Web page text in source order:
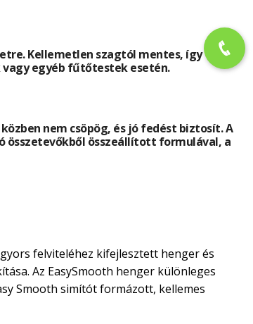
Kellemetlen szagtól mentes, így
vagy egyéb fűtőtestek esetén.
nem csöpög, és jó fedést biztosít. A
összetevőkből összeállított formulával, a
felviteléhez kifejlesztett henger és
Az EasySmooth henger különleges
Smooth simítót formázott, kellemes